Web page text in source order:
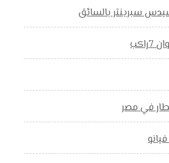
سبرينتر بالسائق
في مصر